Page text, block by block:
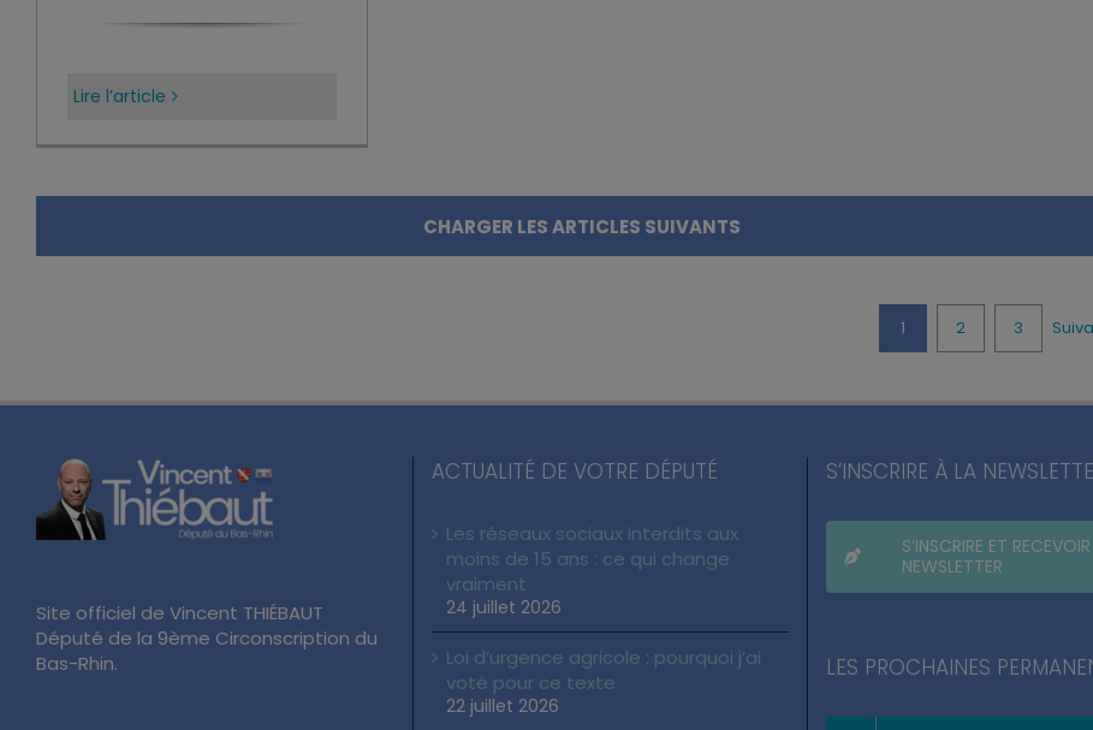
Lire l’article
CHARGER LES ARTICLES SUIVANTS
1 2 3
Site officiel de Vincent THIÉBAUT
Député de la 9ème Circonscription du
Bas-Rhin.
ACTUALITÉ DE VOTRE DÉPUTÉ
Les réseaux sociaux interdits aux
moins de 15 ans : ce qui change
vraiment
24 juillet 2026
Loi d’urgence agricole : pourquoi j’ai
voté pour ce texte
22 juillet 2026
S’INSCRIRE À LA
S’INSCRIRE ET
NEWSLETTER
LES PROCHAINES